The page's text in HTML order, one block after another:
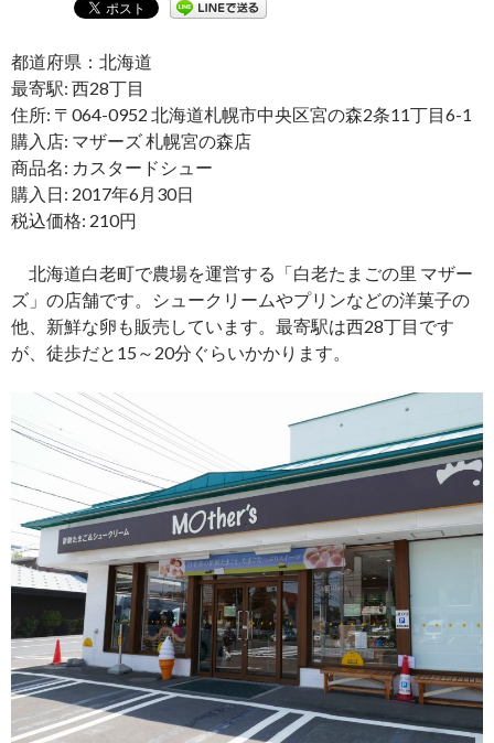
都道府県：北海道
最寄駅: 西28丁目
住所: 〒064-0952 北海道札幌市中央区宮の森2条11丁目6-1
購入店: マザーズ 札幌宮の森店
商品名: カスタードシュー
購入日: 2017年6月30日
税込価格: 210円
北海道白老町で農場を運営する「白老たまごの里 マザー
ズ」の店舗です。シュークリームやプリンなどの洋菓子の
他、新鮮な卵も販売しています。最寄駅は西28丁目です
が、徒歩だと15～20分ぐらいかかります。